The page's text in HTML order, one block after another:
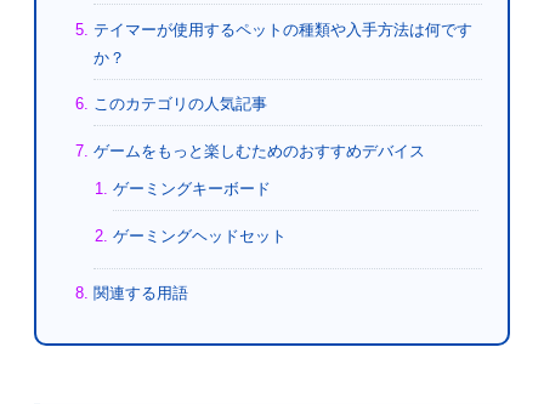
テイマーが使用するペットの種類や入手方法は何です
か？
このカテゴリの人気記事
ゲームをもっと楽しむためのおすすめデバイス
ゲーミングキーボード
ゲーミングヘッドセット
関連する用語